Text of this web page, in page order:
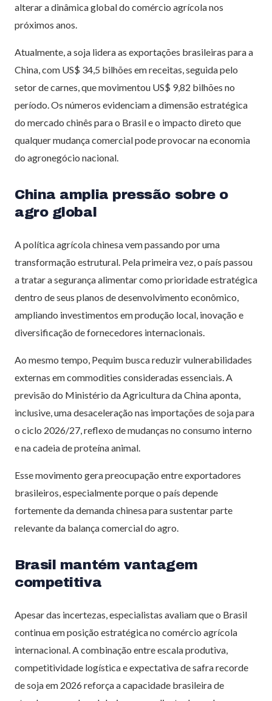
alterar a dinâmica global do comércio agrícola nos
próximos anos.
Atualmente, a soja lidera as exportações brasileiras para a
China, com US$ 34,5 bilhões em receitas, seguida pelo
setor de carnes, que movimentou US$ 9,82 bilhões no
período. Os números evidenciam a dimensão estratégica
do mercado chinês para o Brasil e o impacto direto que
qualquer mudança comercial pode provocar na economia
do agronegócio nacional.
China amplia pressão sobre o
agro global
A política agrícola chinesa vem passando por uma
transformação estrutural. Pela primeira vez, o país passou
a tratar a segurança alimentar como prioridade estratégica
dentro de seus planos de desenvolvimento econômico,
ampliando investimentos em produção local, inovação e
diversificação de fornecedores internacionais.
Ao mesmo tempo, Pequim busca reduzir vulnerabilidades
externas em commodities consideradas essenciais. A
previsão do Ministério da Agricultura da China aponta,
inclusive, uma desaceleração nas importações de soja para
o ciclo 2026/27, reflexo de mudanças no consumo interno
e na cadeia de proteína animal.
Esse movimento gera preocupação entre exportadores
brasileiros, especialmente porque o país depende
fortemente da demanda chinesa para sustentar parte
relevante da balança comercial do agro.
Brasil mantém vantagem
competitiva
Apesar das incertezas, especialistas avaliam que o Brasil
continua em posição estratégica no comércio agrícola
internacional. A combinação entre escala produtiva,
competitividade logística e expectativa de safra recorde
de soja em 2026 reforça a capacidade brasileira de